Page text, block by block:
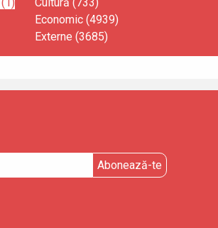
Economic (4939)
Externe (3685)